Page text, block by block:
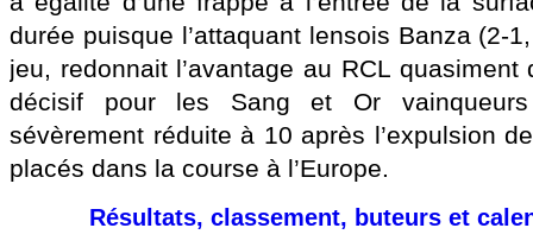
durée puisque l’attaquant lensois Banza (2-
jeu, redonnait l’avantage au RCL
décisif pour les Sang et Or
sévèrement réduite à 10 après l’expulsion
placés dans la course à l’Europe.
Résultats, classement, buteurs et